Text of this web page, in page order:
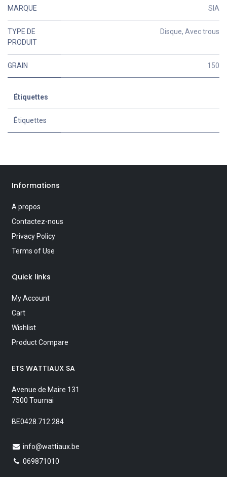
MARQUE SIA
TYPE DE
PRODUIT
Disque, Avec trous
GRAIN 150
Étiquettes
Étiquettes
Informations
A propos
Contactez-nous
Privacy Policy
Terms of Use
Quick links
My Account
Cart
Wishlist
Product Compare
ETS WATTIAUX SA
Avenue de Maire 131
7500 Tournai
BE0428.712.284
info@wattiaux.be
069871010